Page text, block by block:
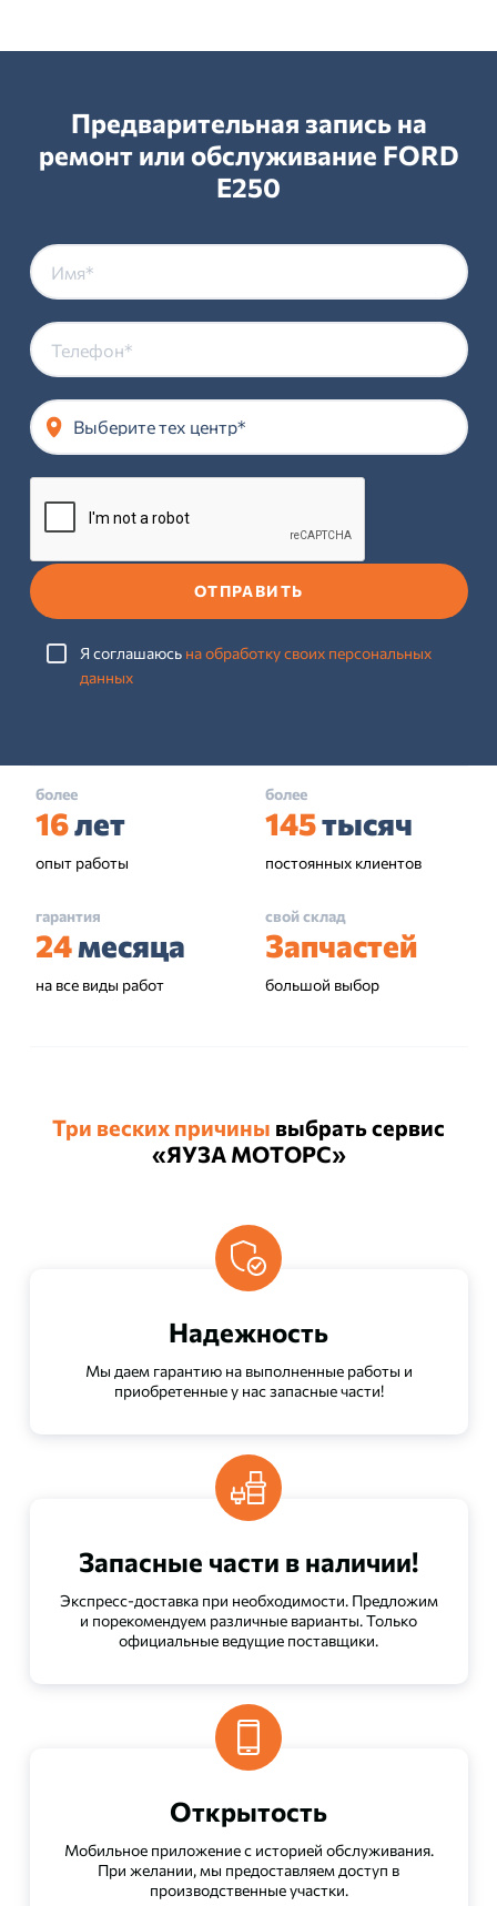
Предварительная запись на
ремонт или обслуживание FORD
E250
Выберите тех центр*
ОТПРАВИТЬ
Я соглашаюсь на обработку своих персональных
данных
более
16лет
опыт работы
более
145тысяч
постоянных клиентов
гарантия
24месяца
на все виды работ
свой склад
Запчастей
большой выбор
Три веских причины выбрать сервис
«ЯУЗА МОТОРС»
Надежность
Мы даем гарантию на выполненные работы и
приобретенные у нас запасные части!
Запасные части в наличии!
Экспресс-доставка при необходимости. Предложим
и порекомендуем различные варианты. Только
официальные ведущие поставщики.
Открытость
Мобильное приложение с историей обслуживания.
При желании, мы предоставляем доступ в
производственные участки.